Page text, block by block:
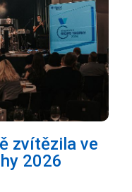
zvítězila ve
2026